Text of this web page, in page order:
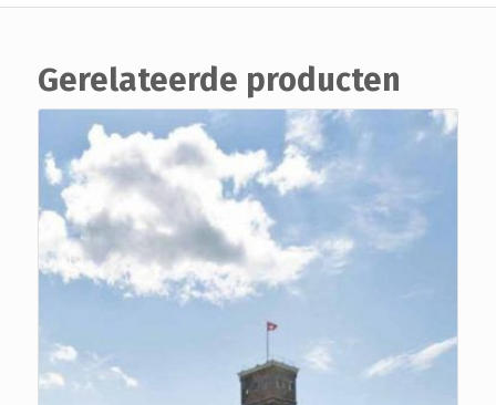
Gerelateerde producten